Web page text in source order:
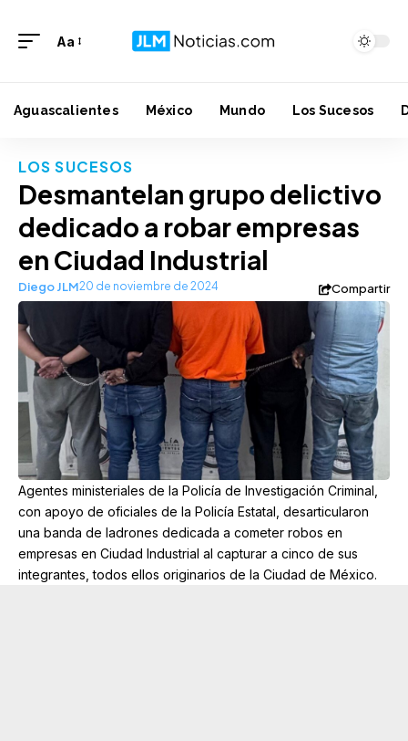
Aa
Aguascalientes México Mundo Los Sucesos
LOS SUCESOS
Desmantelan grupo delictivo
dedicado a robar empresas
en Ciudad Industrial
Diego JLM20 de noviembre de 2024 Compartir
Agentes ministeriales de la Policía de Investigación Criminal,
con apoyo de oficiales de la Policía Estatal, desarticularon
una banda de ladrones dedicada a cometer robos en
empresas en Ciudad Industrial al capturar a cinco de sus
integrantes, todos ellos originarios de la Ciudad de México.